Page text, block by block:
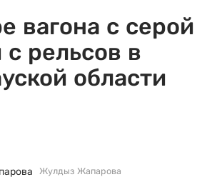
вагона с серой
рельсов в
области
Жулдыз Жапарова